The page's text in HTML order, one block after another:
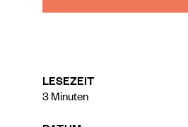
LESEZEIT
3Minuten